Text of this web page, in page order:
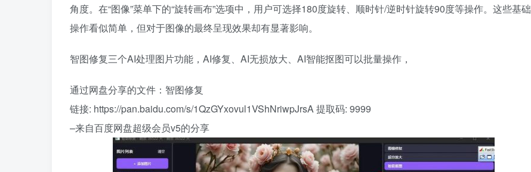
角度。在“图像”菜单下的“旋转画布”选项中，用户可选择180度旋转、顺时针/逆时针旋转90度等操作。这些基础
操作看似简单，但对于图像的最终呈现效果却有显著影响。
智图修复三个AI处理图片功能，AI修复、AI无损放大、AI智能抠图可以批量操作，
通过网盘分享的文件：智图修复
链接: https://pan.baidu.com/s/1QzGYxovul1VShNriwpJrsA 提取码: 9999
–来自百度网盘超级会员v5的分享